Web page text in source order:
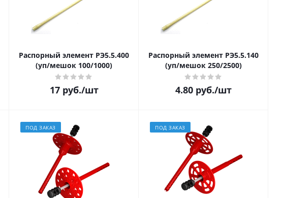
Распорный элемент РЭ5.5.400
(уп/мешок 100/1000)
17руб./шт
Распорный элемент РЭ5.5.140
(уп/мешок 250/2500)
4.80 руб./шт
ПОД ЗАКАЗ ПОД ЗАКАЗ